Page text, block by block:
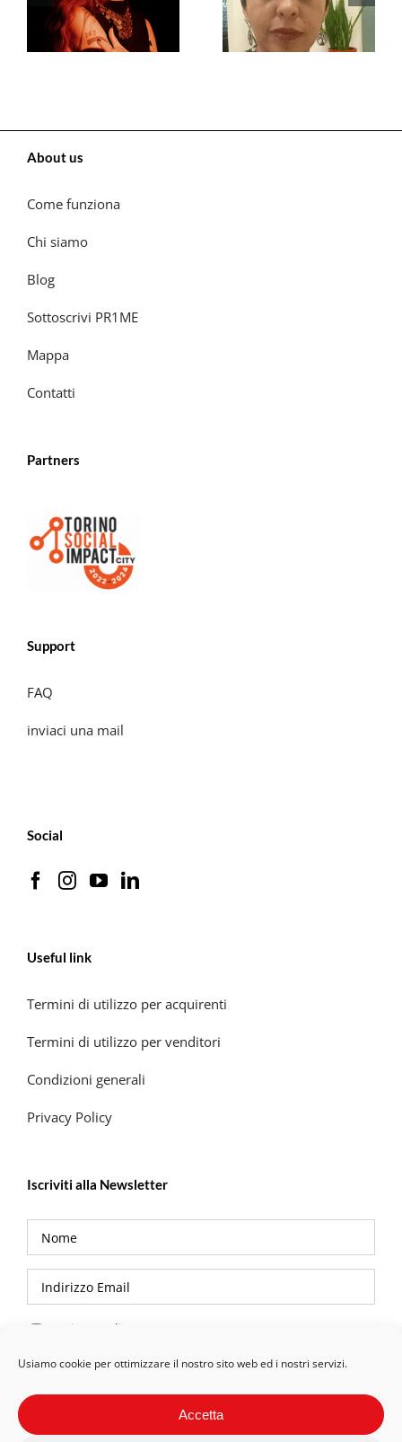
Usiamo cookie per ottimizzare il nostro sito web ed i nostri servizi.
Accetta
About us
Come funziona
Chi siamo
Blog
Sottoscrivi PR1ME
Mappa
Contatti
Partners
Support
FAQ
inviaci una mail
Social
Useful link
Termini di utilizzo per acquirenti
Termini di utilizzo per venditori
Condizioni generali
Privacy Policy
Iscriviti alla Newsletter
Privacy Policy